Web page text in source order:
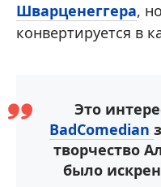
Шварценеггера,
конвертируется в
Это
BadComedian
творчество
было